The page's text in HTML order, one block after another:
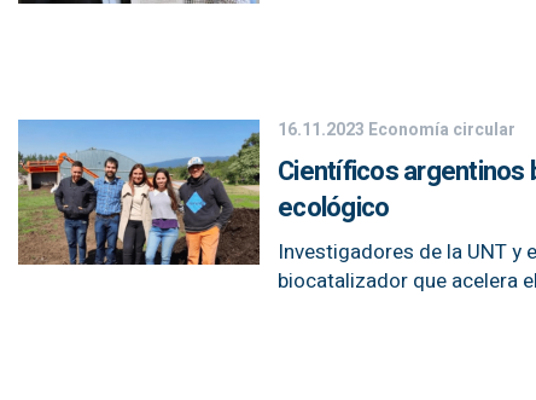
16.11.2023 Economía circular
Científicos argentinos
ecológico
Investigadores de la UNT y
biocatalizador que acelera